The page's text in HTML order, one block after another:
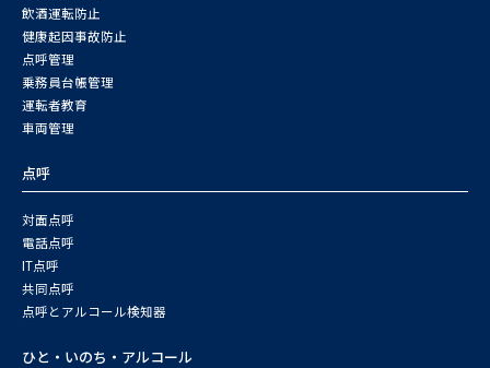
飲酒運転防止
健康起因事故防止
点呼管理
乗務員台帳管理
運転者教育
車両管理
点呼
対面点呼
電話点呼
IT点呼
共同点呼
点呼とアルコール検知器
ひと・いのち・アルコール